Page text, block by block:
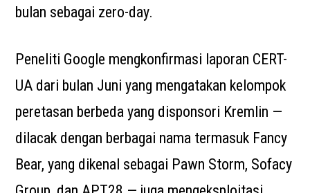
bulan sebagai zero-day.
Peneliti Google mengkonfirmasi laporan CERT-
UA dari bulan Juni yang mengatakan kelompok
peretasan berbeda yang disponsori Kremlin —
dilacak dengan berbagai nama termasuk Fancy
Bear, yang dikenal sebagai Pawn Storm, Sofacy